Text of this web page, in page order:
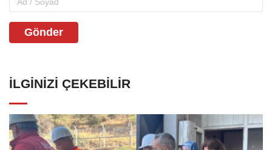
Gönder
İLGINIZI ÇEKEBILIR